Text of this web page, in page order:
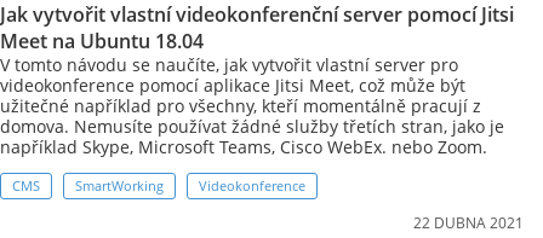
Jak vytvořit vlastní videokonferenční server pomocí Jitsi
Meet na Ubuntu 18.04
V tomto návodu se naučíte, jak vytvořit vlastní server pro
videokonference pomocí aplikace Jitsi Meet, což může být
užitečné například pro všechny, kteří momentálně pracují z
domova. Nemusíte používat žádné služby třetích stran, jako je
například Skype, Microsoft Teams, Cisco WebEx. nebo Zoom.
CMS SmartWorking Videokonference
22 DUBNA 2021